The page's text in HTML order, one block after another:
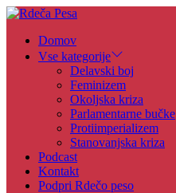
Skip
content
Pesa
Domov
Vse kategorije
Delavski boj
Feminizem
Okoljska kriza
Parlamentarne bučke
Protiimperializem
Stanovanjska kriza
Podcast
Kontakt
Podpri Rdečo peso